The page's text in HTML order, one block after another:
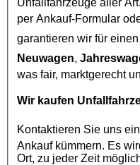
Unfallfahrzeuge aller
per Ankauf-Formular
garantieren wir für
Neuwagen,
was fair, marktgerecht
Wir kaufen
Kontaktieren Sie uns
Ankauf kümmern. Es wird Ihnen eine reibungslose und unkomplizierte Abwicklung Garantiert und Besichtigungen auch vor
Ort, zu jeder Zeit